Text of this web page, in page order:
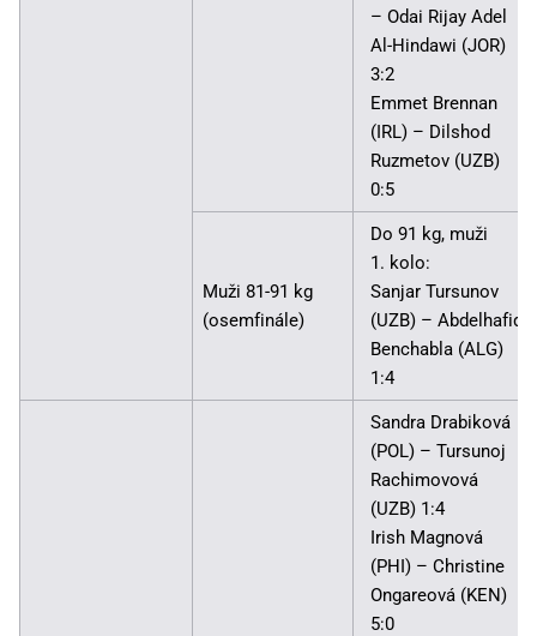
– Odai Rijay Adel
Al-Hindawi (JOR)
3:2
Emmet Brennan
(IRL) – Dilshod
Ruzmetov (UZB)
0:5
Muži 81-91 kg
(osemfinále)
Do 91 kg, muži
1. kolo:
Sanjar Tursunov
(UZB) – Abdelhafid
Benchabla (ALG)
1:4
Sandra Drabiková
(POL) – Tursunoj
Rachimovová
(UZB) 1:4
Irish Magnová
(PHI) – Christine
Ongareová (KEN)
5:0